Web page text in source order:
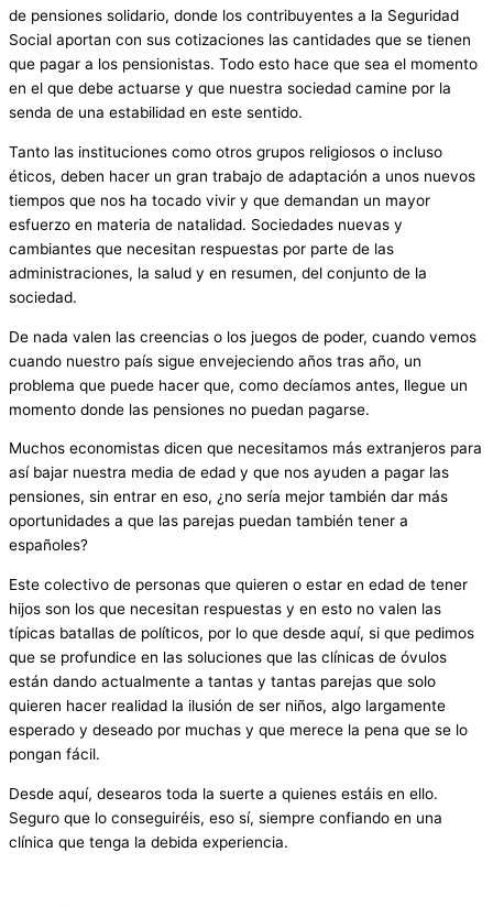
de pensiones solidario, donde los contribuyentes a la Seguridad
Social aportan con sus cotizaciones las cantidades que se tienen
que pagar a los pensionistas. Todo esto hace que sea el momento
en el que debe actuarse y que nuestra sociedad camine por la
senda de una estabilidad en este sentido.
Tanto las instituciones como otros grupos religiosos o incluso
éticos, deben hacer un gran trabajo de adaptación a unos nuevos
tiempos que nos ha tocado vivir y que demandan un mayor
esfuerzo en materia de natalidad. Sociedades nuevas y
cambiantes que necesitan respuestas por parte de las
administraciones, la salud y en resumen, del conjunto de la
sociedad.
De nada valen las creencias o los juegos de poder, cuando vemos
cuando nuestro país sigue envejeciendo años tras año, un
problema que puede hacer que, como decíamos antes, llegue un
momento donde las pensiones no puedan pagarse.
Muchos economistas dicen que necesitamos más extranjeros para
así bajar nuestra media de edad y que nos ayuden a pagar las
pensiones, sin entrar en eso, ¿no sería mejor también dar más
oportunidades a que las parejas puedan también tener a
españoles?
Este colectivo de personas que quieren o estar en edad de tener
hijos son los que necesitan respuestas y en esto no valen las
típicas batallas de políticos, por lo que desde aquí, si que pedimos
que se profundice en las soluciones que las clínicas de óvulos
están dando actualmente a tantas y tantas parejas que solo
quieren hacer realidad la ilusión de ser niños, algo largamente
esperado y deseado por muchas y que merece la pena que se lo
pongan fácil.
Desde aquí, desearos toda la suerte a quienes estáis en ello.
Seguro que lo conseguiréis, eso sí, siempre confiando en una
clínica que tenga la debida experiencia.